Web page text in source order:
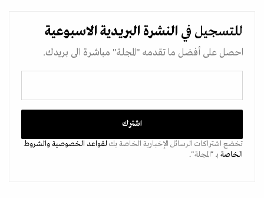
للتسجيل في النشرة البريدية الاسبوعية
احصل على أفضل ما تقدمه "المجلة" مباشرة الى بريدك.
تخضع اشتراكات الرسائل الإخبارية الخاصة بكلقواعد الخصوصيةوالشروط
الخاصة بـ “المجلة".